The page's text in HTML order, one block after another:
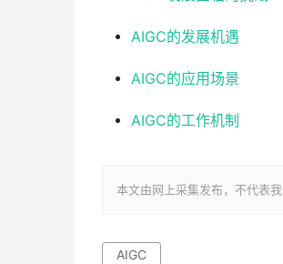
AIGC的发展机遇
AIGC的应用场景
AIGC的工作机制
本文由网上采集发布，不代表
AIGC